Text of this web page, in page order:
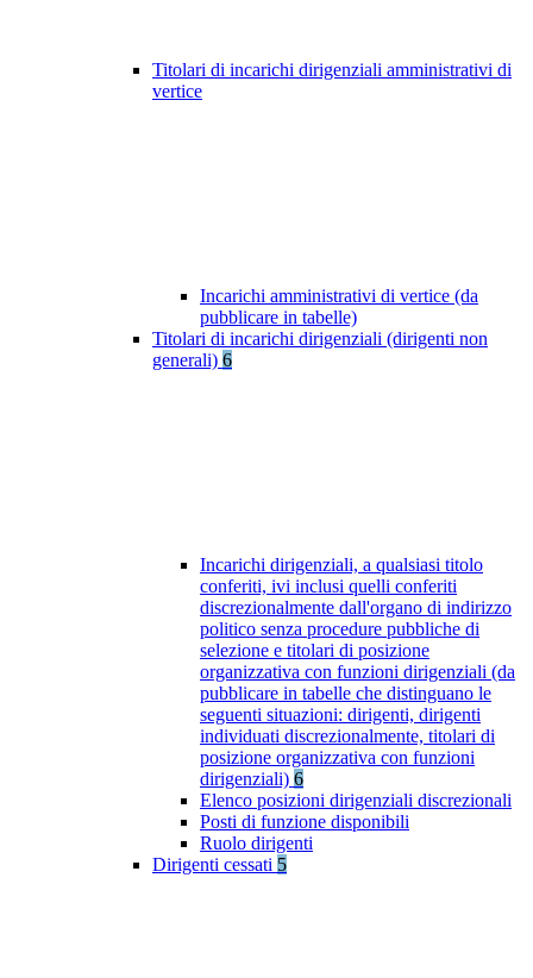
Titolari di incarichi dirigenziali amministrativi di
vertice
Incarichi amministrativi di vertice (da
pubblicare in tabelle)
Titolari di incarichi dirigenziali (dirigenti non
generali) 6
Incarichi dirigenziali, a qualsiasi titolo
conferiti, ivi inclusi quelli conferiti
discrezionalmente dall'organo di indirizzo
politico senza procedure pubbliche di
selezione e titolari di posizione
organizzativa con funzioni dirigenziali (da
pubblicare in tabelle che distinguano le
seguenti situazioni: dirigenti, dirigenti
individuati discrezionalmente, titolari di
posizione organizzativa con funzioni
dirigenziali) 6
Elenco posizioni dirigenziali discrezionali
Posti di funzione disponibili
Ruolo dirigenti
Dirigenti cessati 5